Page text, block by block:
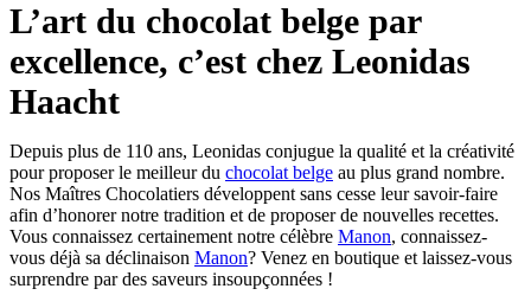
L’art du chocolat belge par
excellence, c’est chez Leonidas
Haacht
Depuis plus de 110 ans, Leonidas conjugue la qualité et la créativité
pour proposer le meilleur du chocolat belge au plus grand nombre.
Nos Maîtres Chocolatiers développent sans cesse leur savoir-faire
afin d’honorer notre tradition et de proposer de nouvelles recettes.
Vous connaissez certainement notre célèbre Manon, connaissez-
vous déjà sa déclinaison Manon? Venez en boutique et laissez-vous
surprendre par des saveurs insoupçonnées !